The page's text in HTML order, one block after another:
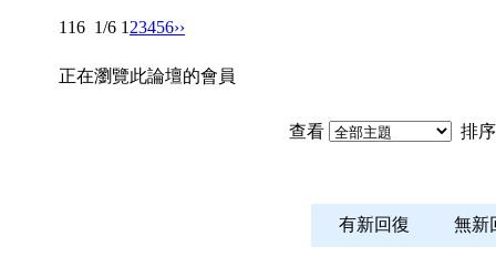
116 1/6 1 23456››
正在瀏覽此論壇的會員
查看 排
有新回復 無